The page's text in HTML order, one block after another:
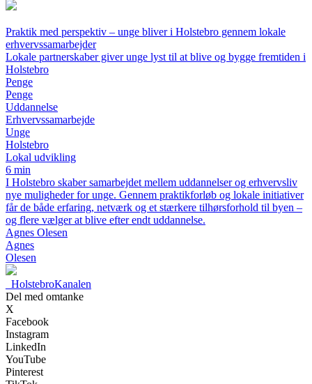
Praktik med perspektiv – unge bliver i Holstebro gennem lokale
erhvervssamarbejder
Lokale partnerskaber giver unge lyst til at blive og bygge fremtiden i
Holstebro
Penge
Penge
Uddannelse
Erhvervssamarbejde
Unge
Holstebro
Lokal udvikling
6 min
I Holstebro skaber samarbejdet mellem uddannelser og erhvervsliv
nye muligheder for unge. Gennem praktikforløb og lokale initiativer
får de både erfaring, netværk og et stærkere tilhørsforhold til byen –
og flere vælger at blive efter endt uddannelse.
Agnes Olesen
Agnes
Olesen
HolstebroKanalen
Del med omtanke
X
Facebook
Instagram
LinkedIn
YouTube
Pinterest